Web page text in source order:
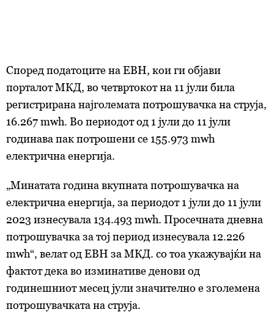
Според податоците на ЕВН, кои ги објави
порталот МКД, во четвртокот на 11 јули била
регистрирана најголемата потрошувачка на струја,
16.267 mwh. Во периодот од 1 јули до 11 јули
годинава пак потрошени се 155.973 mwh
електрична енергија.
„Минатата година вкупната потрошувачка на
електрична енергија, за периодот 1 јули до 11 јули
2023 изнесувала 134.493 mwh. Просечната дневна
потрошувачка за тој период изнесувала 12.226
mwh“, велат од ЕВН за МКД. со тоа укажувајќи на
фактот дека во изминативе денови од
годинешниот месец јули значително е зголемена
потрошувачката на струја.